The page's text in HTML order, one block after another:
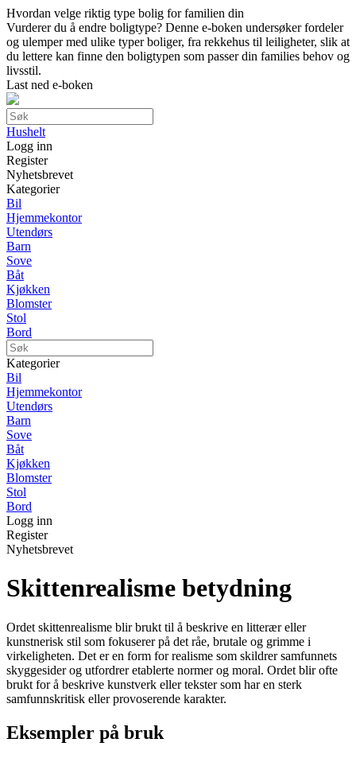
Hvordan velge riktig type bolig for familien din
Vurderer du å endre boligtype? Denne e-boken undersøker fordeler
og ulemper med ulike typer boliger, fra rekkehus til leiligheter, slik at
du lettere kan finne den boligtypen som passer din families behov og
livsstil.
Last ned e-boken
Hushelt
Logg inn
Register
Nyhetsbrevet
Kategorier
Bil
Hjemmekontor
Utendørs
Barn
Sove
Båt
Kjøkken
Blomster
Stol
Bord
Kategorier
Bil
Hjemmekontor
Utendørs
Barn
Sove
Båt
Kjøkken
Blomster
Stol
Bord
Logg inn
Register
Nyhetsbrevet
Skittenrealisme betydning
Ordet skittenrealisme blir brukt til å beskrive en litterær eller
kunstnerisk stil som fokuserer på det råe, brutale og grimme i
virkeligheten. Det er en form for realisme som skildrer samfunnets
skyggesider og utfordrer etablerte normer og moral. Ordet blir ofte
brukt for å beskrive kunstverk eller tekster som har en sterk
samfunnskritisk eller provoserende karakter.
Eksempler på bruk